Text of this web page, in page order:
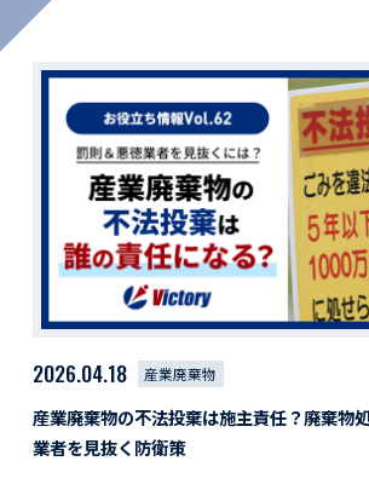
サステナビリティ
活動レポート
マイペ
採用情報
社員イン
募集要項一覧
採用エントリー
よくあ
2026.04.18 産業廃棄物
産業廃棄物の不法投棄は施主責任？廃棄物
業者を見抜く防衛策